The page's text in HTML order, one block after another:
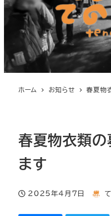
ホーム お知らせ 春夏物
春夏物衣類の
ます
投稿日
2025年4月7日
著